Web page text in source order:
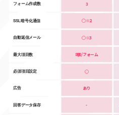
フォーム作成数 3
SSL暗号化通信 ◯※2
自動返信メール ◯※3
最大項目数 8個/フォーム
必須項目設定 ◯
広告 あり
回答データ保存 -